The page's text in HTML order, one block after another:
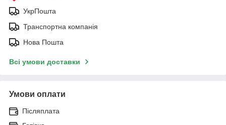
УкрПошта
Транспортна компанія
Нова Пошта
Всі умови доставки
Умови оплати
Післяплата